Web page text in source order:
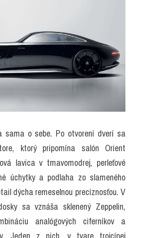
sama o sebe. Po otvorení dverí sa
ktorý pripomína salón Orient
lavica v tmavomodrej, perleťové
úchytky a podlaha zo slameného
dýcha remeselnou precíznosťou. V
sa vznáša sklenený Zeppelin,
analógových ciferníkov a